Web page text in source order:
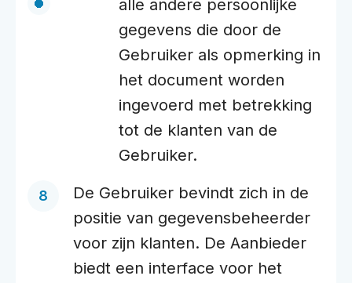
alle andere persoonlijke
gegevens die door de
Gebruiker als opmerking in
het document worden
ingevoerd met betrekking
tot de klanten van de
Gebruiker.
De Gebruiker bevindt zich in de
positie van gegevensbeheerder
voor zijn klanten. De Aanbieder
biedt een interface voor het